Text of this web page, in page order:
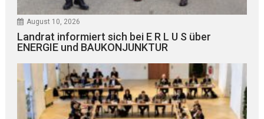
August 10, 2026
Landrat informiert sich bei E R L U S über
ENERGIE und BAUKONJUNKTUR